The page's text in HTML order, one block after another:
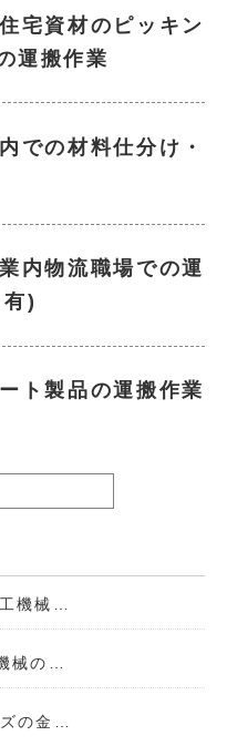
宅資材のピッキン
運搬作業
での材料仕分け・
内物流職場での運
)
ト製品の運搬作業
機械…
械の…
の金…